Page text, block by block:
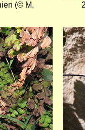
(© M.
Bild